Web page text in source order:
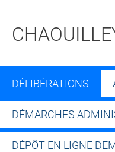
DÉLIBÉRATIONS
DÉMARCHES
DÉPÔT EN LIGNE